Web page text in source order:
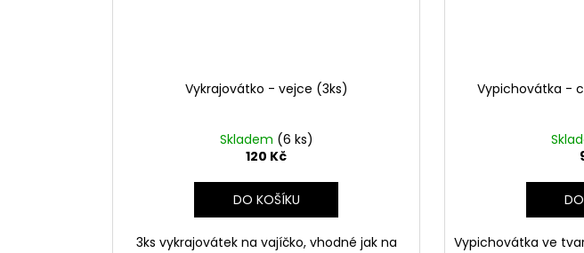
Vykrajovátko - vejce (3ks)
Skladem (6 ks)
120 Kč
DO KOŠÍKU
3ks vykrajovátek na vajíčko, vhodné jak na
Vypichovátka -
Vypichovátka ve